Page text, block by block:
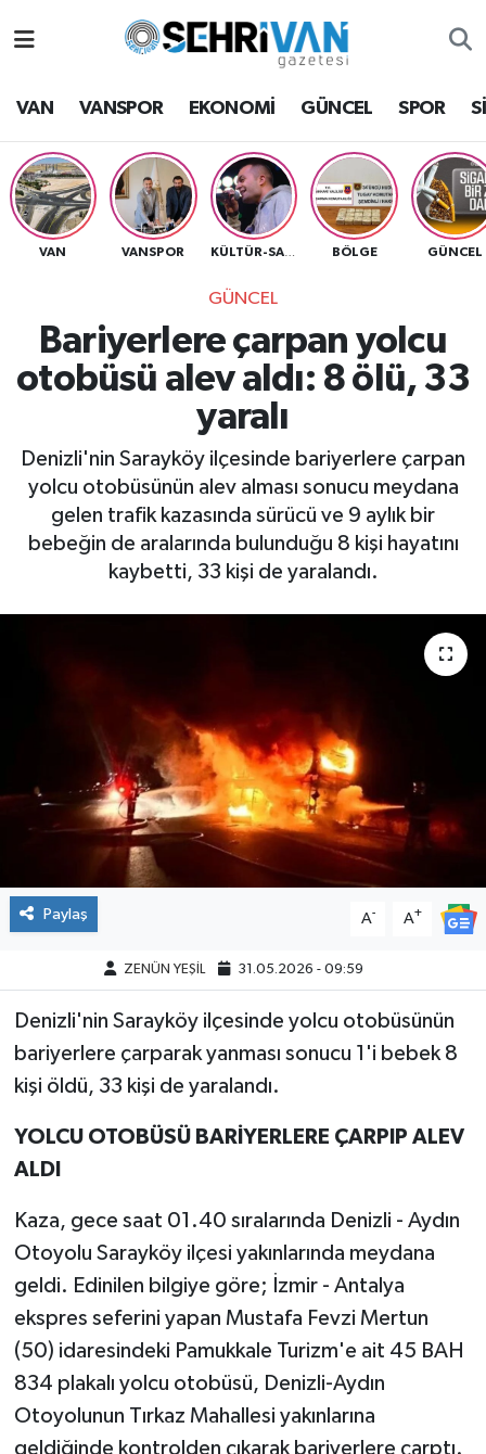
VAN VANSPOR EKONOMİ GÜNCEL SPOR
VAN VANSPOR KÜLTÜR-SANAT BÖLGE GÜNCEL
GÜNCEL
Bariyerlere çarpan yolcu
otobüsü alev aldı: 8 ölü, 33
yaralı
Denizli'nin Sarayköy ilçesinde bariyerlere çarpan
yolcu otobüsünün alev alması sonucu meydana
gelen trafik kazasında sürücü ve 9 aylık bir
bebeğin de aralarında bulunduğu 8 kişi hayatını
kaybetti, 33 kişi de yaralandı.
Paylaş A- A+
ZENÜN YEŞİL 31.05.2026 - 09:59
Denizli'nin Sarayköy ilçesinde yolcu otobüsünün
bariyerlere çarparak yanması sonucu 1'i bebek 8
kişi öldü, 33 kişi de yaralandı.
YOLCU OTOBÜSÜ BARİYERLERE ÇARPIP ALEV
ALDI
Kaza, gece saat 01.40 sıralarında Denizli - Aydın
Otoyolu Sarayköy ilçesi yakınlarında meydana
geldi. Edinilen bilgiye göre; İzmir - Antalya
ekspres seferini yapan Mustafa Fevzi Mertun
(50) idaresindeki Pamukkale Turizm'e ait 45 BAH
834 plakalı yolcu otobüsü, Denizli-Aydın
Otoyolunun Tırkaz Mahallesi yakınlarına
geldiğinde kontrolden çıkarak bariyerlere çarptı.
Van Hava Durumu
VAN Namaz Vakitleri
Van Trafik Yoğunluk Haritası
Süper Lig Puan Durumu ve Fikstür
Tüm Manşetler
Son Dakika Haberleri
Haber Arşivi